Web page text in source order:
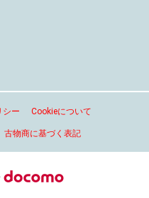
シー Cookieについて
古物商に基づく表記